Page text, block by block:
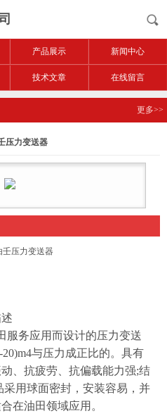
产品展示 新闻中心
技术文章 在线留言
更多>>
压力变送器
服务应用而设计的压力变送
与压力成正比的。具有
、抗疲劳、抗偏载能力强;结
用球面密封，安装容易，并
在油田领域应用。